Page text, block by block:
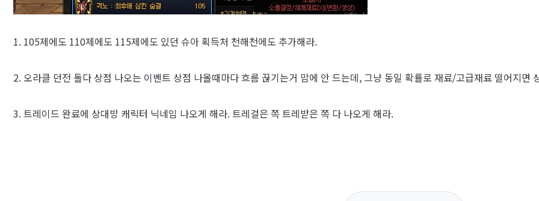
1. 105제에도 110제에도 115제에도 있던 슈아 획득처 천해천에도 추가해라.
2. 오라클 던전 돌다 상점 나오는 이벤트 상점 나올때마다 흐름 끊기는거 맘에 안 드는데, 그냥 동일 확률로 재료/고급재료 떨어지면
3. 트레이드 완료에 상대방 캐릭터 닉네임 나오게 해라. 트레걸은 쪽 트레받은 쪽 다 나오게 해라.